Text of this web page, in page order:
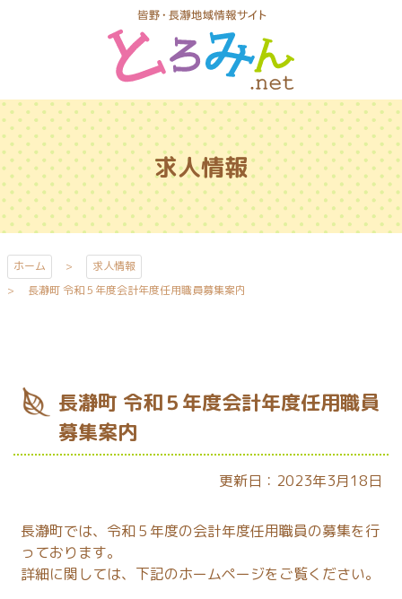
ツ
本
文
へ
ス
キ
ッ
とろみんネッ
ト
求人情報
ホーム
求人情報
長瀞町 令和５年度会計年度任用職員募集案内
長瀞町 令和５年度会計年度任用職員
募集案内
更新日：2023年3月18日
長瀞町では、令和５年度の会計年度任用職員の募集を行
っております。
詳細に関しては、下記のホームページをご覧ください。